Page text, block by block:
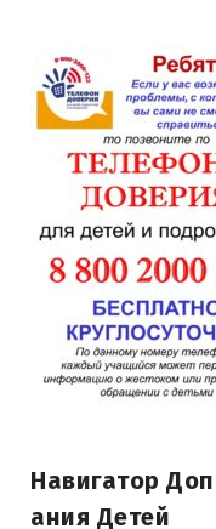
Навигатор
Ания Детей